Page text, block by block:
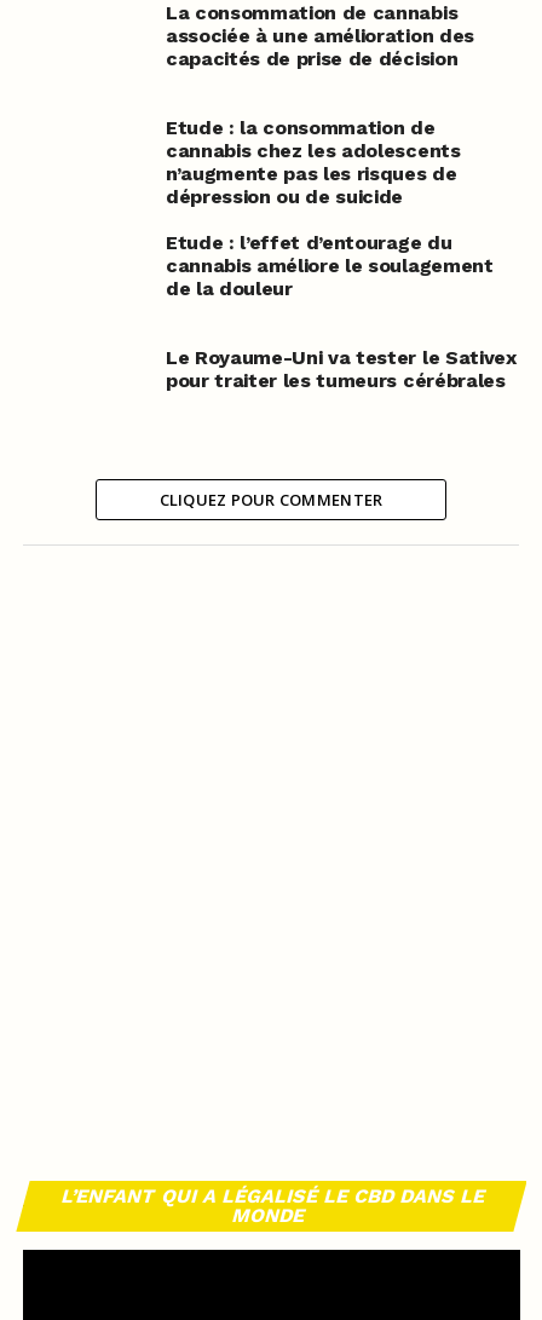
La consommation de cannabis
associée à une amélioration des
capacités de prise de décision
Etude : la consommation de
cannabis chez les adolescents
n’augmente pas les risques de
dépression ou de suicide
Etude : l’effet d’entourage du
cannabis améliore le soulagement
de la douleur
Le Royaume-Uni va tester le Sativex
pour traiter les tumeurs cérébrales
CLIQUEZ POUR COMMENTER
L’ENFANT QUI A LÉGALISÉ LE CBD DANS LE
MONDE